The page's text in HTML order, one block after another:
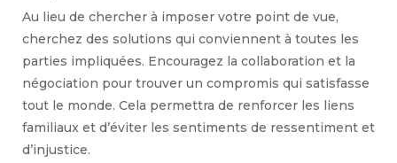
Au lieu de chercher à imposer votre point de vue,
cherchez des solutions qui conviennent à toutes les
parties impliquées. Encouragez la collaboration et la
négociation pour trouver un compromis qui satisfasse
tout le monde. Cela permettra de renforcer les liens
familiaux et d’éviter les sentiments de ressentiment et
d’injustice.